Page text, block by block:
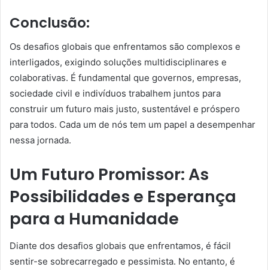
Conclusão:
Os desafios globais que enfrentamos são complexos e
interligados, exigindo soluções multidisciplinares e
colaborativas. É fundamental que governos, empresas,
sociedade civil e indivíduos trabalhem juntos para
construir um futuro mais justo, sustentável e próspero
para todos. Cada um de nós tem um papel a desempenhar
nessa jornada.
Um Futuro Promissor: As
Possibilidades e Esperança
para a Humanidade
Diante dos desafios globais que enfrentamos, é fácil
sentir-se sobrecarregado e pessimista. No entanto, é